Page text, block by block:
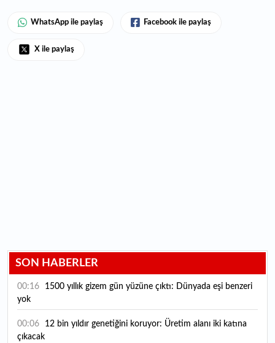
WhatsApp ile paylaş Facebook ile paylaş
X ile paylaş
SON HABERLER
00:16
yok
00:06
çıkacak